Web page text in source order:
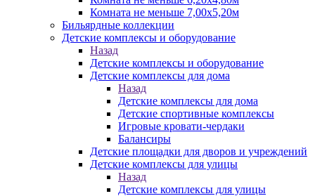
Комната не меньше 7,00х5,20м
Бильярдные коллекции
Детские комплексы и оборудование
Назад
Детские комплексы и оборудование
Детские комплексы для дома
Назад
Детские комплексы для дома
Детские спортивные комплексы
Игровые кровати-чердаки
Балансиры
Детские площадки для дворов и учреждений
Детские комплексы для улицы
Назад
Детские комплексы для улицы